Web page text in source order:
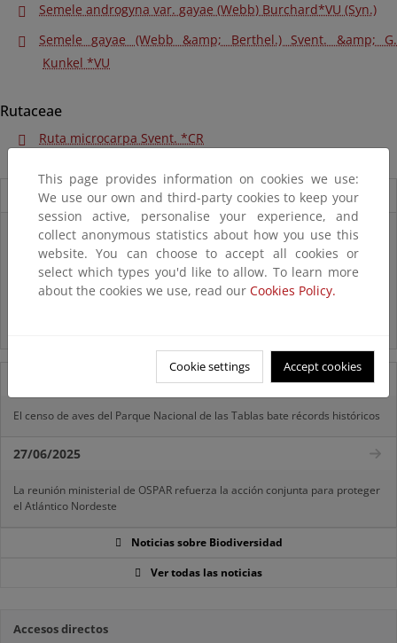
Semele androgyna var. gayae (Webb) Burchard*VU (Syn.)
Semele gayae (Webb &amp; Berthel.) Svent. &amp; G.
Kunkel *VU
Rutaceae
Ruta microcarpa Svent. *CR
Novedades
Listas patrón
El MITECO revisa y actualiza la Lista Patrón de las especies
silvestres presentes en España
El censo de aves del Parque Nacional de las Tablas bate récords históricos
27/06/2025
La reunión ministerial de OSPAR refuerza la acción conjunta para proteger
el Atlántico Nordeste
Noticias sobre Biodiversidad
Ver todas las noticias
Accesos directos
This page provides information on cookies we use:
We use our own and third-party cookies to keep your
session active, personalise your experience, and
collect anonymous statistics about how you use this
website. You can choose to accept all cookies or
select which types you'd like to allow. To learn more
about the cookies we use, read our Cookies Policy.
Cookie settings Accept cookies